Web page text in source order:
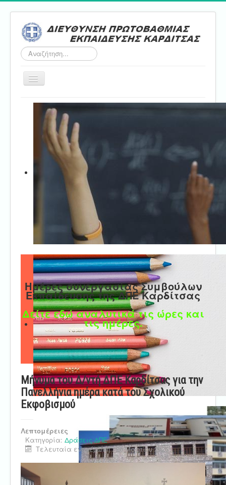
Αναζήτηση...
Εναλλαγή
Αρχική
Τμήμα Α'
Τμήμα Β'
Επικοινωνία
Ημέρες συνεργασίας Συμβούλων
Εκπαίδευσης της ΔΠΕ Καρδίτσας
Δείτε εδώ αναλυτικά τις ώρες και
τις ημέρες.
Μήνυμα του Δ/ντή ΔΠΕ Καρδίτσας για την
Πανελλήνια ημέρα κατά του Σχολικού
Εκφοβισμού
Λεπτομέρειες
Κατηγορία: Δράσεις ΔΠΕ
Τελευταία ενημέρωση : 06 Μαρτίου 2025